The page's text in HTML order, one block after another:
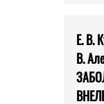
Е. В.
В.